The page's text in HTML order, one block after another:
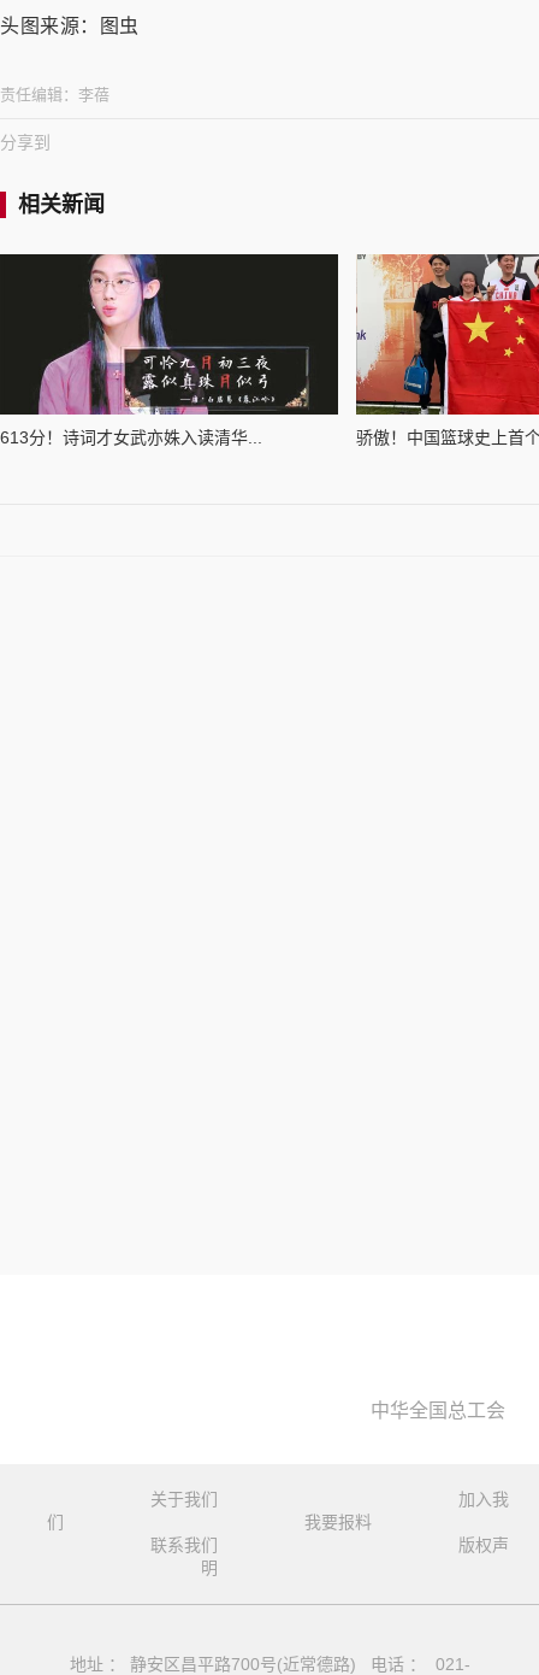
头图来源：图虫
责任编辑： 李蓓
分享到
相关新闻
613分！诗词才女武亦姝入读清华... 骄傲！中国篮球史上首
中华全国总工会
关于我们
加入我
们
我要报料
联系我们
版权声
明
地址 ： 静安区昌平路700号(近常德路) 电话 ： 021-